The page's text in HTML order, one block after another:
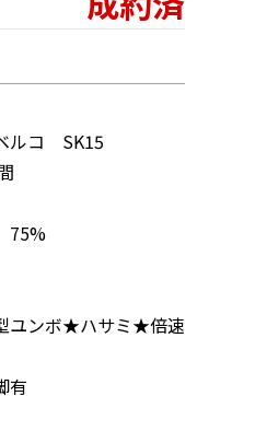
ルコ SK15
75%
ユンボ★ハサミ★倍速